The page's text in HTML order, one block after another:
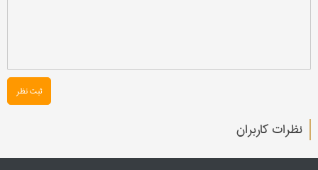
ثبت نظر
نظرات کاربران